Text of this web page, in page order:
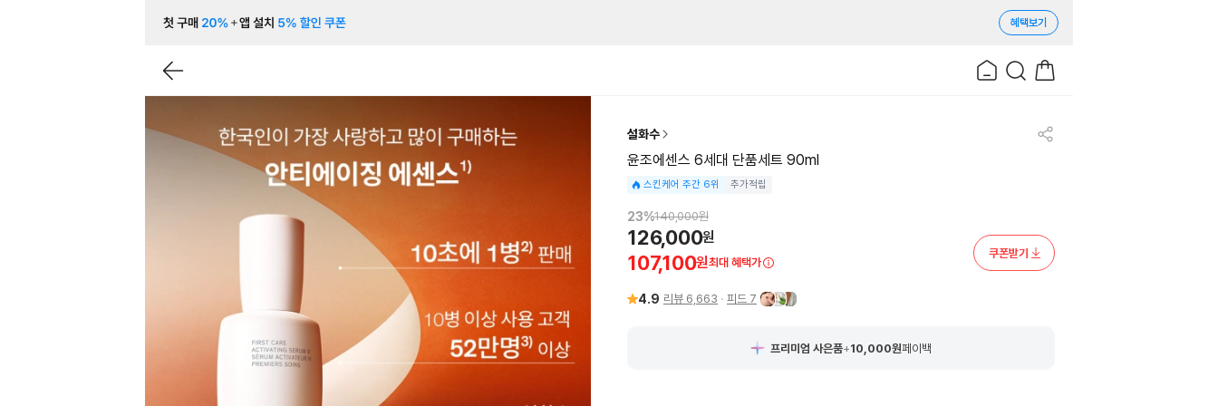
혜택보기
설화수
윤조에센스 6세대 단품세트 90ml
스킨케어 주간 6위 추가적립
23%140,000원
126,000원
107,100원최대 혜택가
쿠폰받기
4.9 리뷰 6,663 피드 7
프리미엄 사은품+10,000원페이백